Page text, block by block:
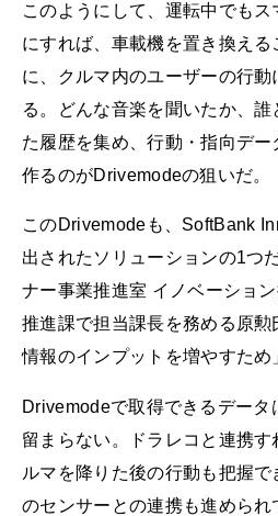
このようにして、運転中でもス
にすれば、車載機を置き換え
に、クルマ内のユーザーの行
る。どんな音楽を聞いたか、
た履歴を集め、行動・指向デ
作るのがDrivemodeの狙いだ。
このDrivemodeも、SoftBank
出されたソリューションの1つ
ナー事業推進室 イノベーショ
推進課で担当課長を務める原
情報のインプットを増やすため
Drivemodeで取得できるデータ
留まらない。ドラレコと連携
ルマを降りた後の行動も把握
のセンサーとの連携も進められ